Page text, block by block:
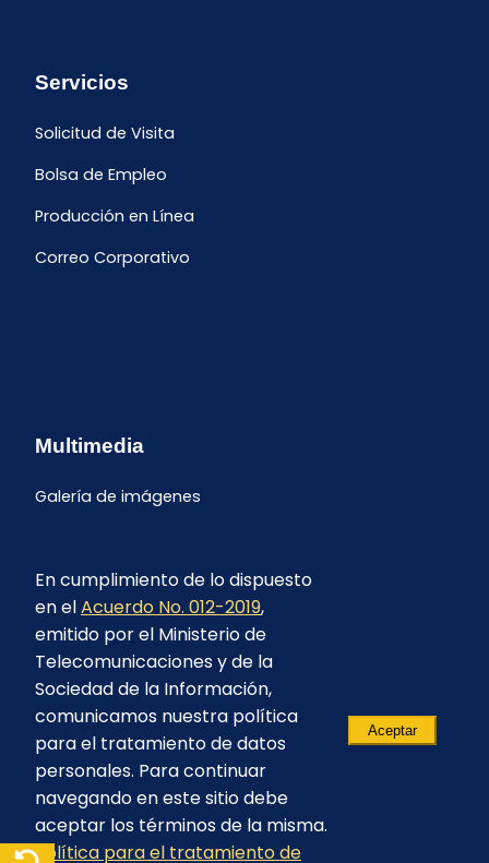
Servicios
Solicitud de Visita
Bolsa de Empleo
Producción en Línea
Correo Corporativo
Multimedia
Galería de imágenes
© 2023 - CELEC EP - Todos los derechos
En cumplimiento de lo dispuesto
en elAcuerdo No. 012-2019,
emitido por el Ministerio de
Telecomunicaciones y de la
Sociedad de la Información,
comunicamos nuestra política
para el tratamiento de datos
personales. Para continuar
navegando en este sitio debe
aceptar los términos de la misma.
Política para el tratamiento de
Aceptar